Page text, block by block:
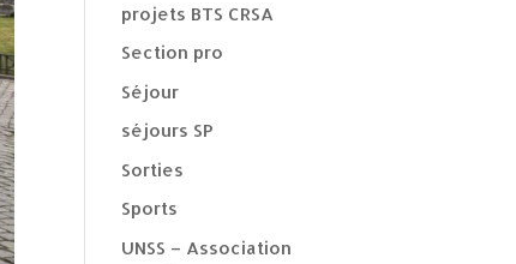
projets BTS CRSA
Section pro
Séjour
séjours SP
Sorties
Sports
UNSS – Association